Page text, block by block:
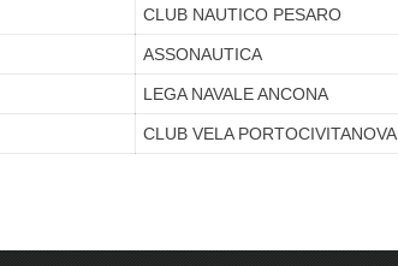
CLUB NAUTICO PESARO
ASSONAUTICA
LEGA NAVALE ANCONA
CLUB VELA PORTOCIVITANOVA